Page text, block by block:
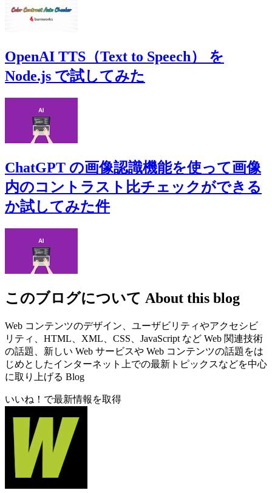
OpenAI TTS（Text to Speech） を
Node.js で試してみた
ChatGPT の画像認識機能を使って画像
内のコントラスト比チェックができる
か試してみた件
このブログについて About this blog
Web コンテンツのデザイン、ユーザビリティやアクセシビ
リティ、HTML、XML、CSS、JavaScript など Web 関連技術
の話題、新しい Web サービスや Web コンテンツの話題をは
じめとしたインターネット上での最新トピックスなどを中心
に取り上げる Blog
いいね！で最新情報を取得